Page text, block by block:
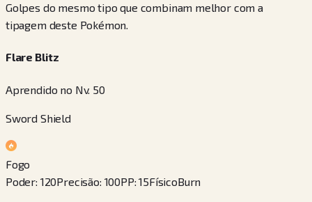
Golpes do mesmo tipo que combinam melhor com a
tipagem deste Pokémon.
Flare Blitz
Aprendido no Nv. 50
Sword Shield
Fogo
Poder: 120Precisão: 100PP:15FísicoBurn